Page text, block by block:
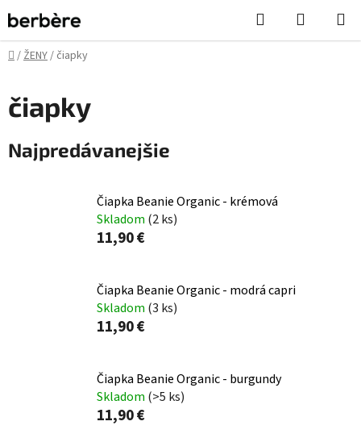
na
obsah
Hľadať
KOŠÍK
Domov
/ŽENY/ čiapky
čiapky
Najpredávanejšie
Čiapka Beanie Organic - krémová
Skladom (2 ks)
11,90 €
Čiapka Beanie Organic - modrá capri
Skladom (3 ks)
11,90 €
Čiapka Beanie Organic - burgundy
Skladom (>5 ks)
11,90 €